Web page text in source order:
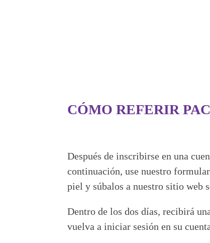
CÓMO REFERIR
Después de inscribirse en una
continuación, use nuestro
piel y súbalos a nuestro sitio web
Dentro de los dos días, recibirá
vuelva a iniciar sesión en su